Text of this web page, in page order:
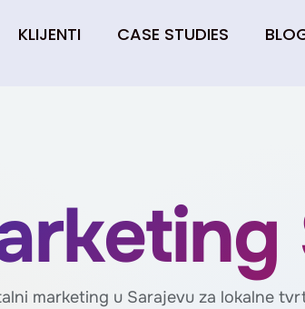
KLIJENTI CASE STUDIES
marketing u Sarajevu za lokalne